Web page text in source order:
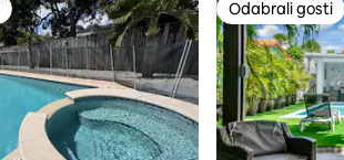
Odabrali gosti
Odabrali gosti